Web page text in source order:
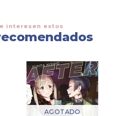
interesen estos
AGOTADO